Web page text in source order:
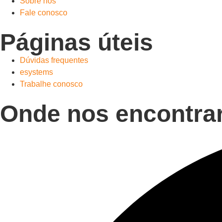
Fale conosco
Páginas úteis
Dúvidas frequentes
esystems
Trabalhe conosco
Onde nos